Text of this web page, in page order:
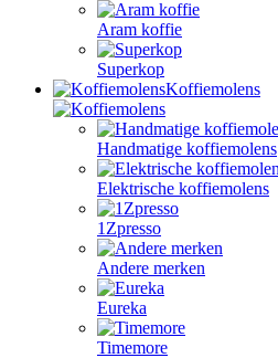
Aram koffie
Superkop
Koffiemolens
Handmatige koffiemolens
Elektrische koffiemolens
1Zpresso
Andere merken
Eureka
Timemore